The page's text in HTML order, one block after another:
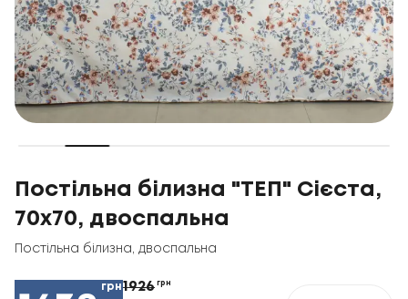
Постільна білизна "ТЕП" Сієста,
70x70, двоспальна
Постільна білизна двоспальна
грн1926 грн